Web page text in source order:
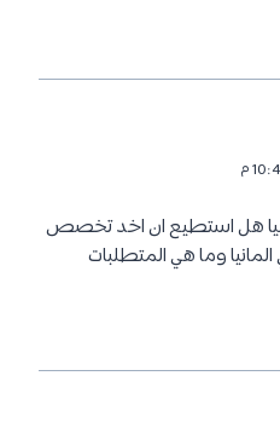
هل استطيع ان اخد تخصص
وما هي المتطلبات